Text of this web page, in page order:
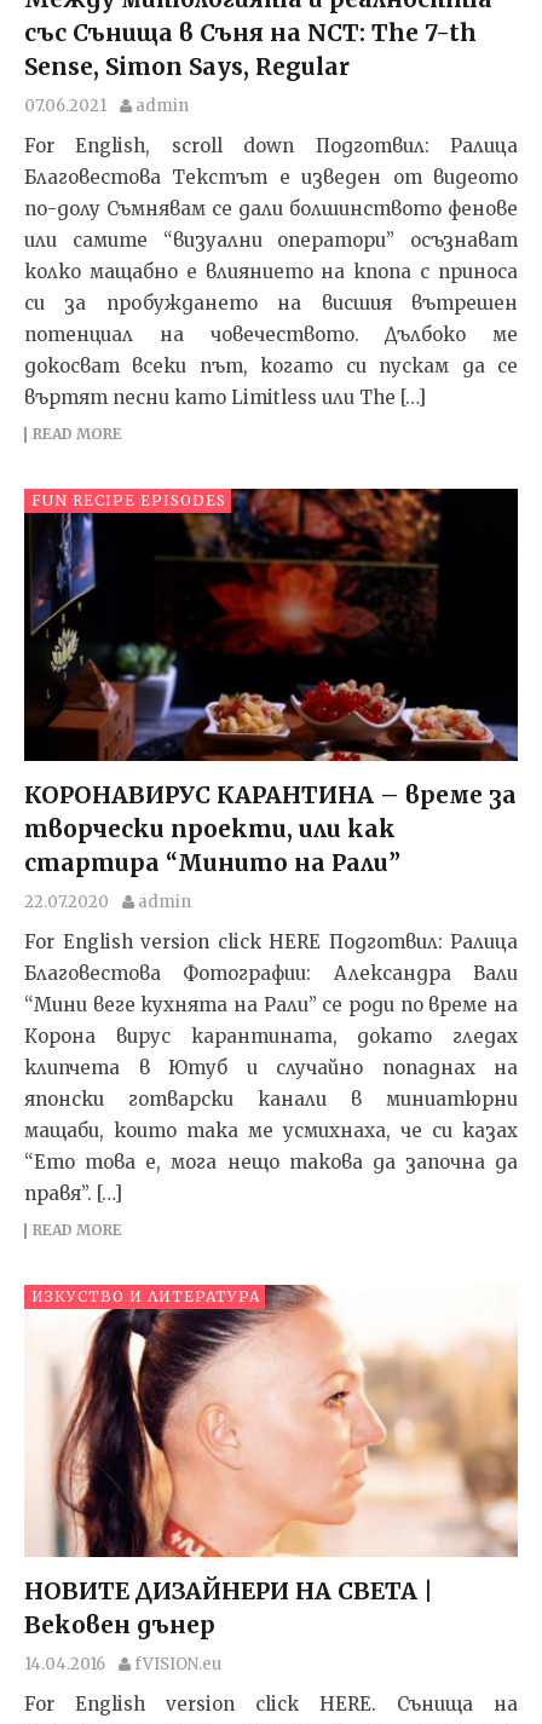
със Сънища в Съня на NCT: The 7-th
Sense, Simon Says, Regular
07.06.2021 admin
For English, scroll down Подготвил: Ралица
Благовестова Текстът e изведен от видеото
по-долу Съмнявам се дали болшинството фенове
или самите “визуални оператори” осъзнават
колко мащабно е влиянието на кпопа с приноса
си за пробуждането на висшия вътрешен
потенциал на човечеството. Дълбоко ме
докосват всеки път, когато си пускам да се
въртят песни като Limitless или The […]
READ MORE
FUN RECIPE EPISODES
КОРОНАВИРУС КАРАНТИНА – време за
творчески проекти, или как
стартира “Минито на Рали”
22.07.2020 admin
For English version click HERE Подготвил: Ралица
Благовестова Фотографии: Александра Вали
“Мини веге кухнята на Рали” се роди по време на
Корона вирус карантината, докато гледах
клипчета в Ютуб и случайно попаднах на
японски готварски канали в миниатюрни
мащаби, които така ме усмихнаха, че си казах
“Ето това е, мога нещо такова да започна да
правя”. […]
READ MORE
ИЗКУСТВО И ЛИТЕРАТУРА
НОВИТЕ ДИЗАЙНЕРИ НА СВЕТА |
Вековен дънер
14.04.2016 fVISION.eu
For English version click HERE. Сънища на